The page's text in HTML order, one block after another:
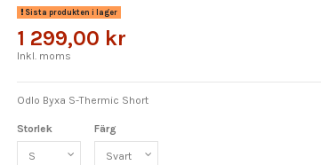
Sista produkten i lager
1 299,00 kr
Inkl. moms
Odlo Byxa S-Thermic Short
Storlek Färg